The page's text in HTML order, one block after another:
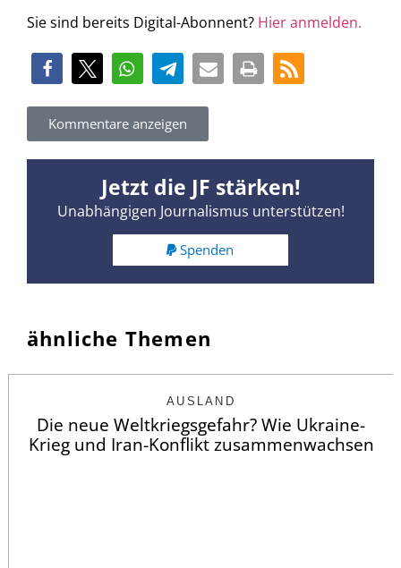
Sie sind bereits Digital-Abonnent? Hier anmelden.
Kommentare anzeigen
Jetzt die JF stärken!
Unabhängigen Journalismus unterstützen!
Spenden
ähnliche Themen
AUSLAND
Die neue Weltkriegsgefahr? Wie Ukraine-
Krieg und Iran-Konflikt zusammenwachsen